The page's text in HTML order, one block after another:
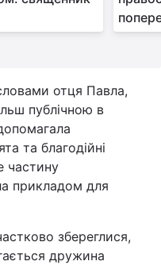
отця Павла,
публічною в
та благодійні
частину
прикладом для
збереглися,
дружина